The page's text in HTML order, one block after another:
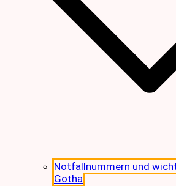
Notfallnummern und
Gotha